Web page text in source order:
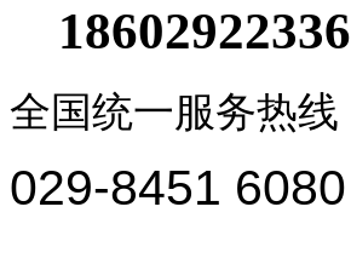
18602922336
全国统一服务热线
029-8451 6080